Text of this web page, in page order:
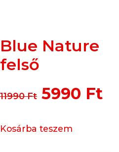
Blue Nature
felső
11990Ft 5990 Ft
Kosárba teszem